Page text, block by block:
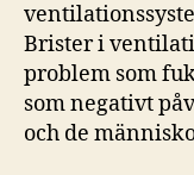
Brister i
problem som
som negativt
och de